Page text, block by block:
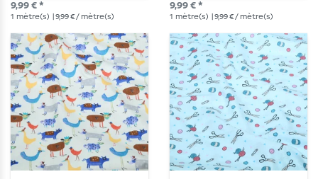
9,99 € *
1 mètre(s) | 9,99 € / mètre(s)
9,99 € *
1 mètre(s) | 9,99 € / mètre(s)